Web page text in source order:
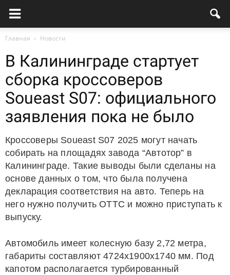
Главная Новости
В Калининграде стартует
сборка кроссоверов
Soueast S07: официального
заявления пока не было
Кроссоверы Soueast S07 2025 могут начать
собирать на площадях завода “Автотор” в
Калининграде. Такие выводы были сделаны на
основе данных о том, что была получена
декларация соответствия на авто. Теперь на
него нужно получить ОТТС и можно приступать к
выпуску.
Автомобиль имеет колесную базу 2,72 метра,
габариты составляют 4724х1900х1740 мм. Под
капотом располагается турбированный